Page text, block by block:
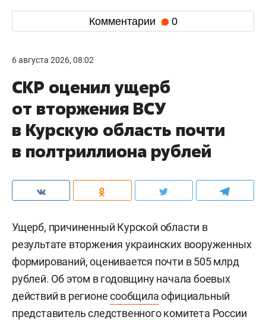
Комментарии 0
6 августа 2026, 08:02
СКР оценил ущерб
от вторжения ВСУ
в Курскую область почти
в полтриллиона рублей
Ущерб, причиненный Курской области в
результате вторжения украинских вооруженных
формирований, оценивается почти в 505 млрд
рублей. Об этом в годовщину начала боевых
действий в регионесообщилаофициальный
представитель следственного комитета России